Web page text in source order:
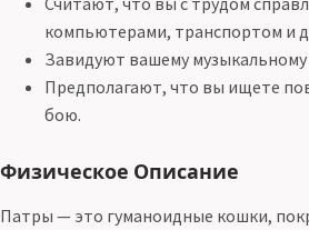
компьютерами, транспортом и
Завидуют вашему музыкальному
Предполагают, что вы ищете
бою.
Физическое Описание
Патры — это гуманоидные кошки,